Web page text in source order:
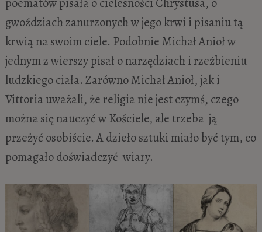
gwoździach zanurzonych w jego krwi i pisaniu tą
krwią na swoim ciele. Podobnie Michał Anioł w
jednym z wierszy pisał o narzędziach i rzeźbieniu
ludzkiego ciała. Zarówno Michał Anioł, jak i
Vittoria uważali, że religia nie jest czymś, czego
można się nauczyć w Kościele, ale trzeba ją
przeżyć osobiście. A dzieło sztuki miało być tym, co
pomagało doświadczyć wiary.